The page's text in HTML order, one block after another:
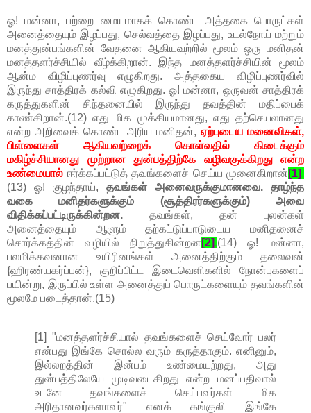
ஓ! மன்னா, பற்றை மையமாகக் கொண்ட அத்தகை பொருட்கள்
அனைத்தையும் இழப்பது, செல்வத்தை இழப்பது, உடல்நோய் மற்றும்
மனத்துன்பங்களின் வேதனை ஆகியவற்றில் மூலம் ஒரு மனிதன்
மனத்தளர்ச்சியில் வீழ்க்கிறான். இந்த மனத்தளர்ச்சியின் மூலம்
ஆன்ம விழிப்புணர்வு எழுகிறது. அத்தகைய விழிப்புணர்வில்
இருந்து சாத்திரக் கல்வி எழுகிறது. ஓ! மன்னா, ஒருவன் சாத்திரக்
கருத்துகளின் சிந்தனையில் இருந்து தவத்தின் மதிப்பைக்
காண்கிறான்.(12) எது மிக முக்கியமானது, எது தற்செயலானது
என்ற அறிவைக் கொண்ட அரிய மனிதன்,ஏற்புடைய மனைவிகள்,
பிள்ளைகள் ஆகியவற்றைக் கொள்வதில் கிடைக்கும்
மகிழ்ச்சியானது முற்றான துன்பத்திற்கே வழிவகுக்கிறது என்ற
உண்மையால் ஈர்க்கப்பட்டுத் தவங்களைச் செய்ய முனைகிறான் [1].
(13) ஓ! குழந்தாய், தவங்கள் அனைவருக்குமானவை. தாழ்ந்த
வகை மனிதர்களுக்கும் (சூத்திரர்களுக்கும்) அவை
விதிக்கப்பட்டிருக்கின்றன. தவங்கள், தன் புலன்கள்
அனைத்தையும் ஆளும் தற்கட்டுப்பாடுடைய மனிதனைச்
சொர்க்கத்தின் வழியில் நிறுத்துகின்றன [2].(14) ஓ! மன்னா,
பலமிக்கவனான உயிரினங்கள் அனைத்திற்கும் தலைவன்
{ஹிரண்யகர்ப்பன்}, குறிப்பிட்ட இடைவெளிகளில் நோன்புகளைப்
பயின்று, இருப்பில் உள்ள அனைத்துப் பொருட்களையும் தவங்களின்
மூலமே படைத்தான்.(15)
[1] "மனத்தளர்ச்சியால் தவங்களைச் செய்வோர் பலர்
என்பது இங்கே சொல்ல வரும் கருத்தாகும். எனினும்,
இல்லறத்தின் இன்பம் உண்மையற்றது, அது
துன்பத்திலேயே முடிவடைகிறது என்ற மனப்பதிவால்
உடனே தவங்களைச் செய்பவர்கள் மிக
அரிதானவர்களாவர்" எனக் கங்குலி இங்கே